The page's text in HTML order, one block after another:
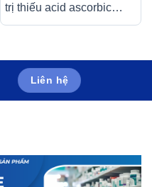
trị thiếu acid ascorbic
Liên hệ